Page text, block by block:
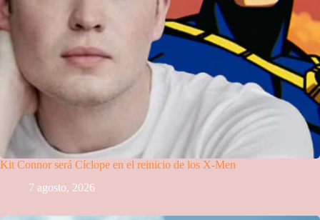
Kit Connor será Cíclope en el reinicio de los X-Men
7 agosto, 2026